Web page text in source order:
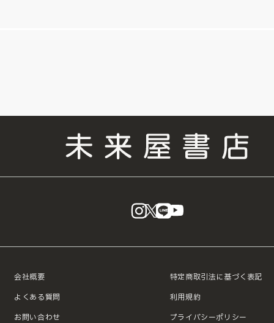
instagram
X LINE
会社概要
よくある質問
お問い合わせ
特定商取引法に基づく表記
利用規約
プライバシーポリシー